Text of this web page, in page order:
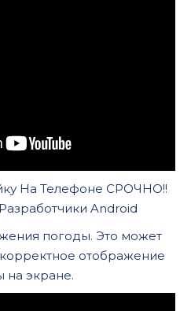
На Телефоне СРОЧНО!!
Android
погоды. Это может
отображение
на экране.